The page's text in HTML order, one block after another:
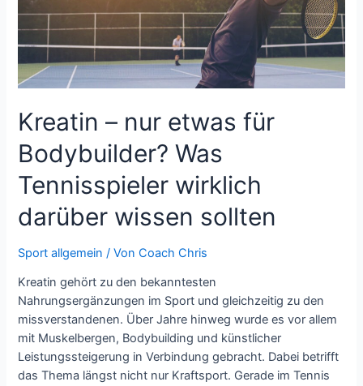
Kreatin – nur etwas für
Bodybuilder? Was
Tennisspieler wirklich
darüber wissen sollten
Sport allgemein / VonCoach Chris
Kreatin gehört zu den bekanntesten
Nahrungsergänzungen im Sport und gleichzeitig zu den
missverstandenen. Über Jahre hinweg wurde es vor allem
mit Muskelbergen, Bodybuilding und künstlicher
Leistungssteigerung in Verbindung gebracht. Dabei betrifft
das Thema längst nicht nur Kraftsport. Gerade im Tennis